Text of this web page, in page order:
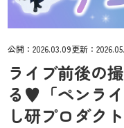
公開：2026.03.09更新：
ライブ前後の
る♥「ペンラ
し研プロダクト